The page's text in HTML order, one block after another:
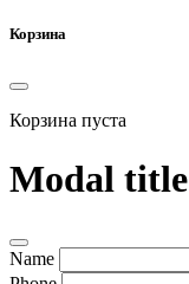
Корзина
Корзина пуста
Modal title
Name